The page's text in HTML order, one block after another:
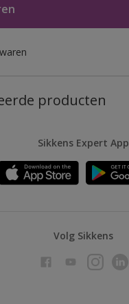
producten
Sikkens Expert App
Volg Sikkens